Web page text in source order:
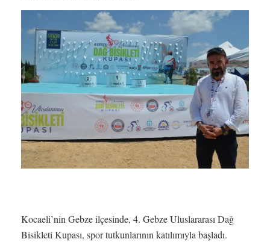
Kocaeli’nin Gebze ilçesinde, 4. Gebze Uluslararası Dağ
Bisikleti Kupası, spor tutkunlarının katılımıyla başladı.